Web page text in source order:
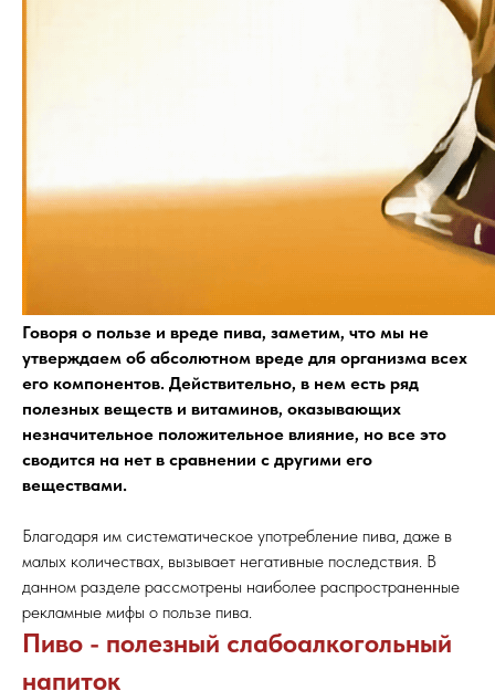
Говоря о пользе и вреде пива, заметим, что мы не
утверждаем об абсолютном вреде для организма всех
его компонентов. Действительно, в нем есть ряд
полезных веществ и витаминов, оказывающих
незначительное положительное влияние, но все это
сводится на нет в сравнении с другими его
веществами.
Благодаря им систематическое употребление пива, даже в
малых количествах, вызывает негативные последствия. В
данном разделе рассмотрены наиболее распространенные
рекламные мифы о пользе пива.
Пиво - полезный слабоалкогольный
напиток